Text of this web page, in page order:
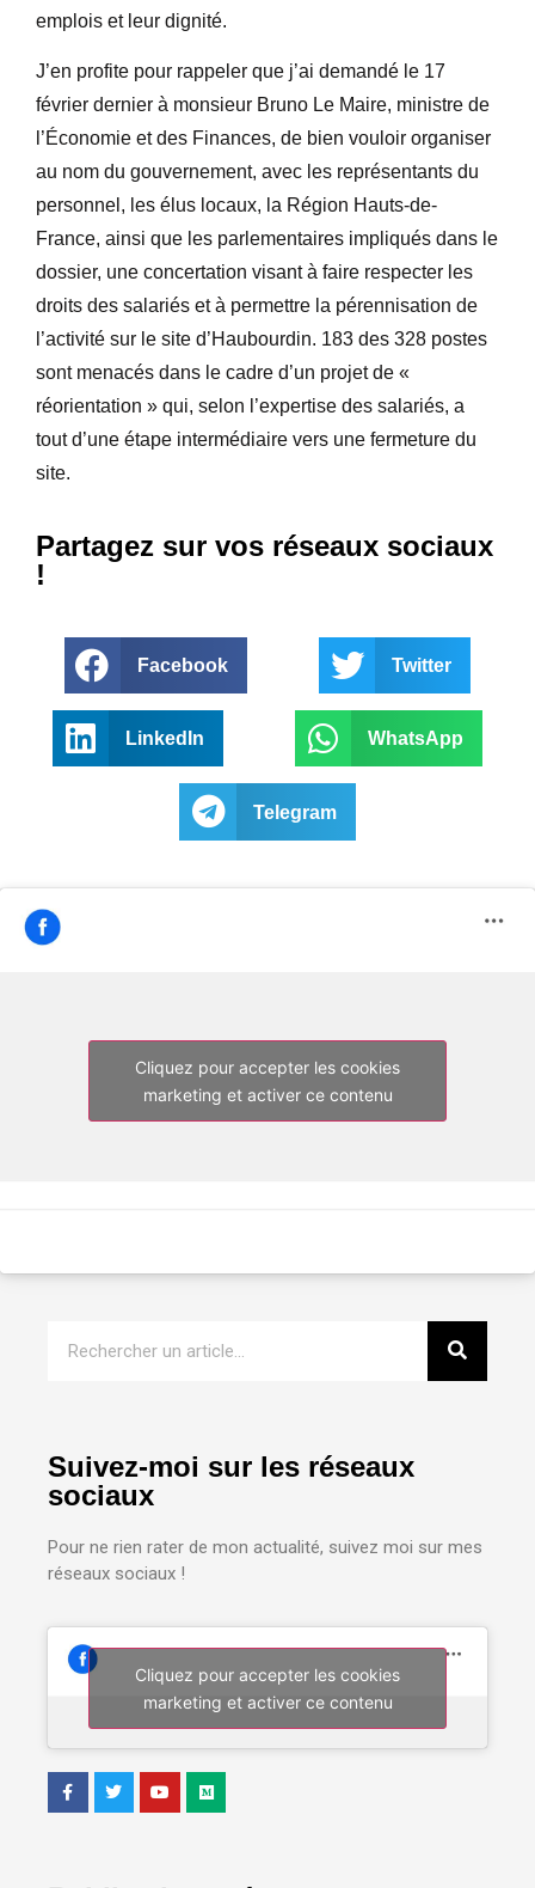
emplois et leur dignité.
J’en profite pour rappeler que j’ai demandé le 17
février dernier à monsieur Bruno Le Maire, ministre de
l’Économie et des Finances, de bien vouloir organiser
au nom du gouvernement, avec les représentants du
personnel, les élus locaux, la Région Hauts-de-
France, ainsi que les parlementaires impliqués dans le
dossier, une concertation visant à faire respecter les
droits des salariés et à permettre la pérennisation de
l’activité sur le site d’Haubourdin. 183 des 328 postes
sont menacés dans le cadre d’un projet de «
réorientation » qui, selon l’expertise des salariés, a
tout d’une étape intermédiaire vers une fermeture du
site.
Partagez sur vos réseaux sociaux
!
Facebook Twitter
LinkedIn WhatsApp
Telegram
Cliquez pour accepter les cookies
marketing et activer ce contenu
Suivez-moi sur les réseaux
sociaux
Pour ne rien rater de mon actualité, suivez moi sur mes
réseaux sociaux !
Cliquez pour accepter les cookies
marketing et activer ce contenu